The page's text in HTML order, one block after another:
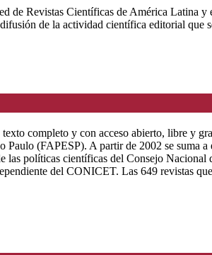
de Revistas Científicas de América Latina
de la actividad científica editorial que
completo y con acceso abierto, libre y
(FAPESP). A partir de 2002 se suma
políticas científicas del Consejo
del CONICET. Las 649 revistas